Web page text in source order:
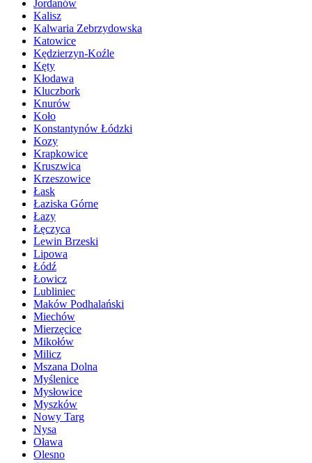
Jordanów
Kalisz
Kalwaria Zebrzydowska
Katowice
Kędzierzyn-Koźle
Kęty
Kłodawa
Kluczbork
Knurów
Koło
Konstantynów Łódzki
Kozy
Krapkowice
Kruszwica
Krzeszowice
Łask
Łaziska Górne
Łazy
Łęczyca
Lewin Brzeski
Lipowa
Łódź
Łowicz
Lubliniec
Maków Podhalański
Miechów
Mierzęcice
Mikołów
Milicz
Mszana Dolna
Myślenice
Mysłowice
Myszków
Nowy Targ
Nysa
Oława
Olesno